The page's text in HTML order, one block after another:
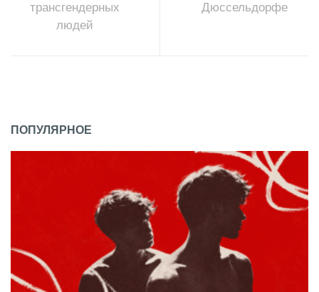
трансгендерных
людей
Дюссельдорфе
ПОПУЛЯРНОЕ